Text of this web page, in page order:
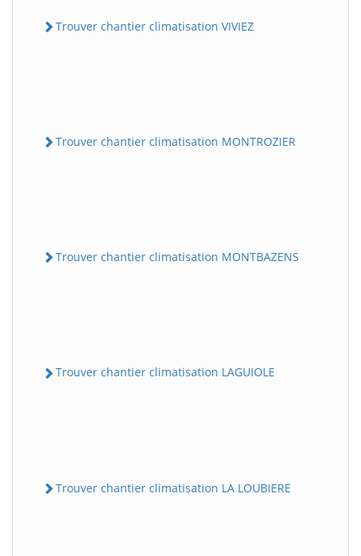
Trouver chantier climatisation VIVIEZ
Trouver chantier climatisation MONTROZIER
Trouver chantier climatisation MONTBAZENS
Trouver chantier climatisation LAGUIOLE
Trouver chantier climatisation LA LOUBIERE